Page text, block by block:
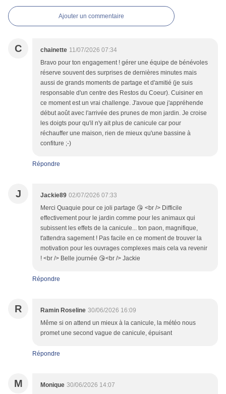
Ajouter un commentaire
C chainette 11/07/2026 07:34
Bravo pour ton engagement ! gérer une équipe de bénévoles
réserve souvent des surprises de dernières minutes mais
aussi de grands moments de partage et d'amitié (je suis
responsable d'un centre des Restos du Coeur). Cuisiner en
ce moment est un vrai challenge. J'avoue que j'appréhende
début août avec l'arrivée des prunes de mon jardin. Je croise
les doigts pour qu'il n'y ait plus de canicule car pour
réchauffer une maison, rien de mieux qu'une bassine à
confiture ;-)
Répondre
J Jackie89 02/07/2026 07:33
Merci Quaquie pour ce joli partage 😘 <br /> Difficile
effectivement pour le jardin comme pour les animaux qui
subissent les effets de la canicule... ton paon, magnifique,
t'attendra sagement ! Pas facile en ce moment de trouver la
motivation pour les ouvrages complexes mais cela va revenir
! <br /> Belle journée 😘<br /> Jackie
Répondre
R Ramin Roseline 30/06/2026 16:09
Même si on attend un mieux à la canicule, la météo nous
promet une second vague de canicule, épuisant
Répondre
M Monique 30/06/2026 14:07